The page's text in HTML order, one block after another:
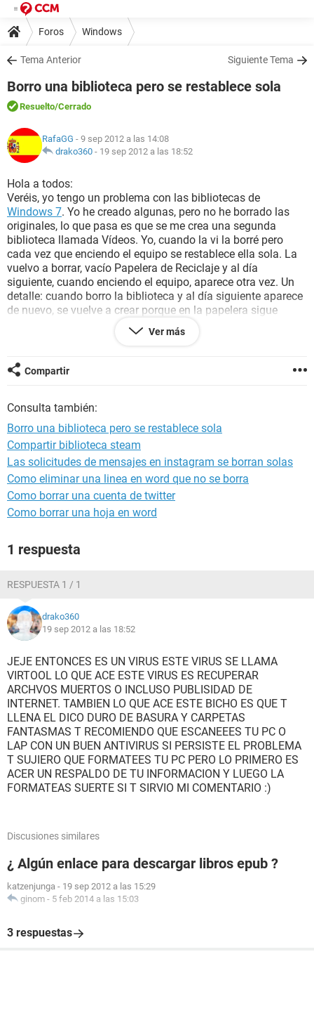
Foros Windows
Tema Anterior Siguiente Tema
Borro una biblioteca pero se restablece sola
Resuelto/Cerrado
RafaGG - 9 sep 2012 a las 14:08
drako360 - 19 sep 2012 a las 18:52
Hola a todos:
Veréis, yo tengo un problema con las bibliotecas de
Windows 7. Yo he creado algunas, pero no he borrado las
originales, lo que pasa es que se me crea una segunda
biblioteca llamada Vídeos. Yo, cuando la vi la borré pero
cada vez que enciendo el equipo se restablece ella sola. La
vuelvo a borrar, vacío Papelera de Reciclaje y al día
siguiente, cuando enciendo el equipo, aparece otra vez. Un
detalle: cuando borro la biblioteca y al día siguiente aparece
de nuevo, se vuelve a crear porque en la papelera sigue
estando la que borré el día anterior.
Ver más
Compartir
Consulta también:
Borro una biblioteca pero se restablece sola
Compartir biblioteca steam
Las solicitudes de mensajes en instagram se borran solas
Como eliminar una linea en word que no se borra
Como borrar una cuenta de twitter
Como borrar una hoja en word
1 respuesta
RESPUESTA 1 / 1
drako360
19 sep 2012 a las 18:52
JEJE ENTONCES ES UN VIRUS ESTE VIRUS SE LLAMA
VIRTOOL LO QUE ACE ESTE VIRUS ES RECUPERAR
ARCHVOS MUERTOS O INCLUSO PUBLISIDAD DE
INTERNET. TAMBIEN LO QUE ACE ESTE BICHO ES QUE T
LLENA EL DICO DURO DE BASURA Y CARPETAS
FANTASMAS T RECOMIENDO QUE ESCANEEES TU PC O
LAP CON UN BUEN ANTIVIRUS SI PERSISTE EL PROBLEMA
T SUJIERO QUE FORMATEES TU PC PERO LO PRIMERO ES
ACER UN RESPALDO DE TU INFORMACION Y LUEGO LA
FORMATEAS SUERTE SI T SIRVIO MI COMENTARIO :)
Discusiones similares
¿ Algún enlace para descargar libros epub ?
katzenjunga - 19 sep 2012 a las 15:29
ginom - 5 feb 2014 a las 15:03
3 respuestas